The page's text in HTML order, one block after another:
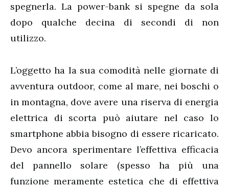
spegnerla. La power-bank si spegne da sola
dopo qualche decina di secondi di non
utilizzo.
L’oggetto ha la sua comodità nelle giornate di
avventura outdoor, come al mare, nei boschi o
in montagna, dove avere una riserva di energia
elettrica di scorta può aiutare nel caso lo
smartphone abbia bisogno di essere ricaricato.
Devo ancora sperimentare l’effettiva efficacia
del pannello solare (spesso ha più una
funzione meramente estetica che di effettiva